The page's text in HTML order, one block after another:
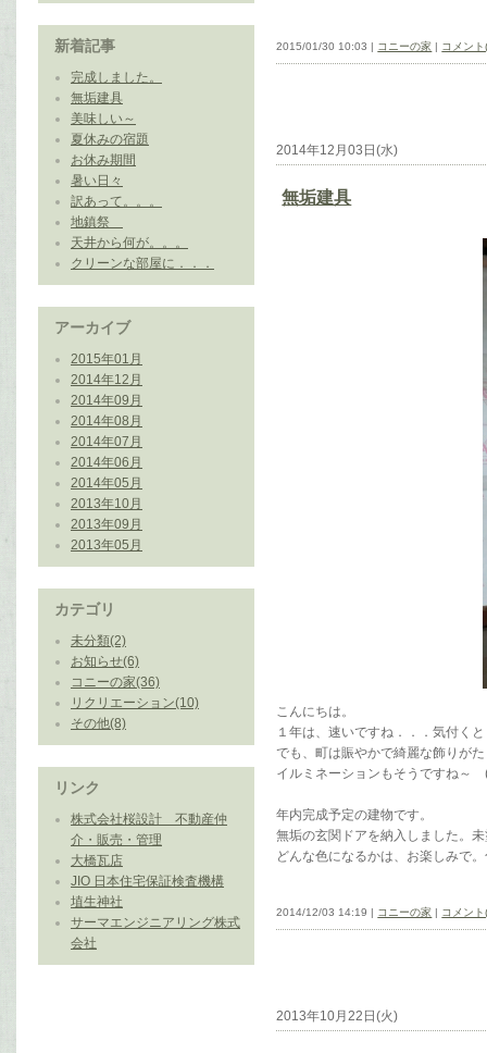
新着記事
完成しました。
無垢建具
美味しい～
夏休みの宿題
お休み期間
暑い日々
訳あって。。。
地鎮祭
天井から何が。。。
クリーンな部屋に．．．
アーカイブ
2015年01月
2014年12月
2014年09月
2014年08月
2014年07月
2014年06月
2014年05月
2013年10月
2013年09月
2013年05月
カテゴリ
未分類(2)
お知らせ(6)
コニーの家(36)
リクリエーション(10)
その他(8)
リンク
株式会社桜設計 不動産仲
介・販売・管理
大橋瓦店
JIO 日本住宅保証検査機構
埴生神社
サーマエンジニアリング株式
会社
2015/01/30 10:03 | コニーの家 | コメント
2014年12月03日(水)
無垢建具
こんにちは。
１年は、速いですね．．．気付く
でも、町は賑やかで綺麗な飾りが
イルミネーションもそうですね～
年内完成予定の建物です。
無垢の玄関ドアを納入しました。
どんな色になるかは、お楽しみで
2014/12/03 14:19 | コニーの家 コメント
2013年10月22日(火)